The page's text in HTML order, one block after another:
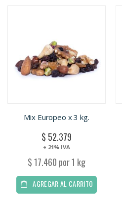
Mix Europeo x 3 kg.
$ 52.379
+ 21% IVA
$ 17.460 por 1 kg
AGREGAR AL CARRITO